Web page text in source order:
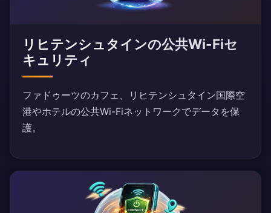
リヒテンシュタインの公共Wi-Fiセ
キュリティ
ファドゥーツのカフェ、リヒテンシュタイン国際空
港やホテルの公共Wi-Fiネットワークでデータを保
護。